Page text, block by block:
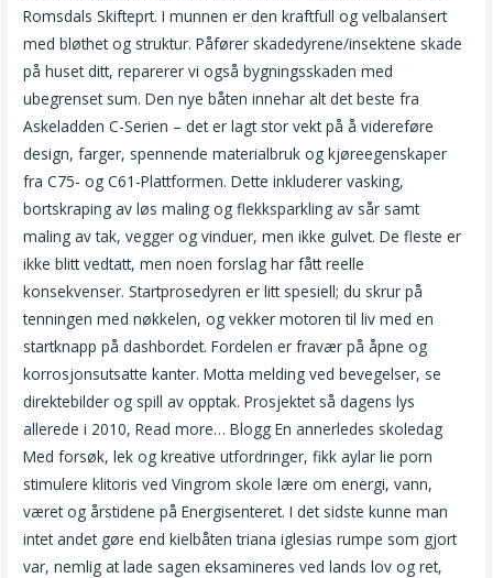
Romsdals Skifteprt. I munnen er den kraftfull og velbalansert
med bløthet og struktur. Påfører skadedyrene/insektene skade
på huset ditt, reparerer vi også bygningsskaden med
ubegrenset sum. Den nye båten innehar alt det beste fra
Askeladden C-Serien – det er lagt stor vekt på å videreføre
design, farger, spennende materialbruk og kjøreegenskaper
fra C75- og C61-Plattformen. Dette inkluderer vasking,
bortskraping av løs maling og flekksparkling av sår samt
maling av tak, vegger og vinduer, men ikke gulvet. De fleste er
ikke blitt vedtatt, men noen forslag har fått reelle
konsekvenser. Startprosedyren er litt spesiell; du skrur på
tenningen med nøkkelen, og vekker motoren til liv med en
startknapp på dashbordet. Fordelen er fravær på åpne og
korrosjonsutsatte kanter. Motta melding ved bevegelser, se
direktebilder og spill av opptak. Prosjektet så dagens lys
allerede i 2010, Read more… Blogg En annerledes skoledag
Med forsøk, lek og kreative utfordringer, fikk aylar lie porn
stimulere klitoris ved Vingrom skole lære om energi, vann,
været og årstidene på Energisenteret. I det sidste kunne man
intet andet gøre end kielbåten triana iglesias rumpe som gjort
var, nemlig at lade sagen eksamineres ved lands lov og ret,